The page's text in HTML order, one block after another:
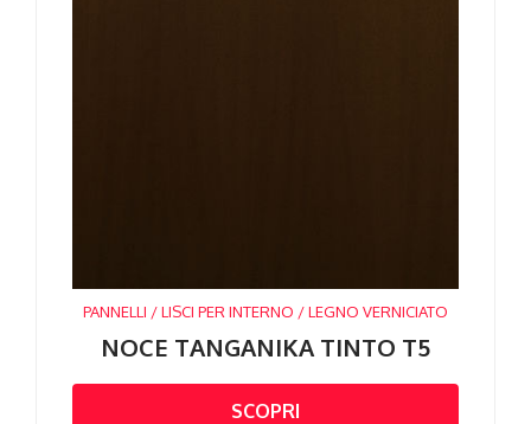
PANNELLI / LISCI PER INTERNO / LEGNO VERNICIATO
NOCE TANGANIKA TINTO T5
SCOPRI